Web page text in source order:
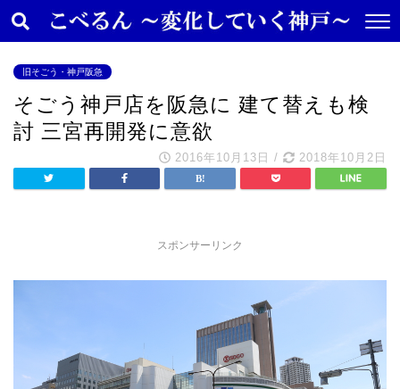
旧そごう・神戸阪急
そごう神戸店を阪急に 建て替えも検
討 三宮再開発に意欲
2016年10月13日 / 2018年10月2日
スポンサーリンク